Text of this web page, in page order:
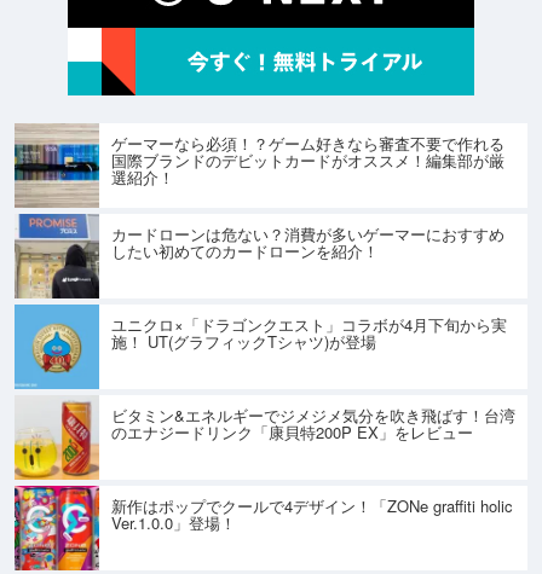
ゲーマーなら必須！？ゲーム好きなら審査不要で作れる
国際ブランドのデビットカードがオススメ！編集部が厳
選紹介！
カードローンは危ない？消費が多いゲーマーにおすすめ
したい初めてのカードローンを紹介！
ユニクロ×「ドラゴンクエスト」コラボが4月下旬から実
施！ UT(グラフィックTシャツ)が登場
ビタミン&エネルギーでジメジメ気分を吹き飛ばす！台湾
のエナジードリンク「康貝特200P EX」をレビュー
新作はポップでクールで4デザイン！「ZONe graffiti holic
Ver.1.0.0」登場！